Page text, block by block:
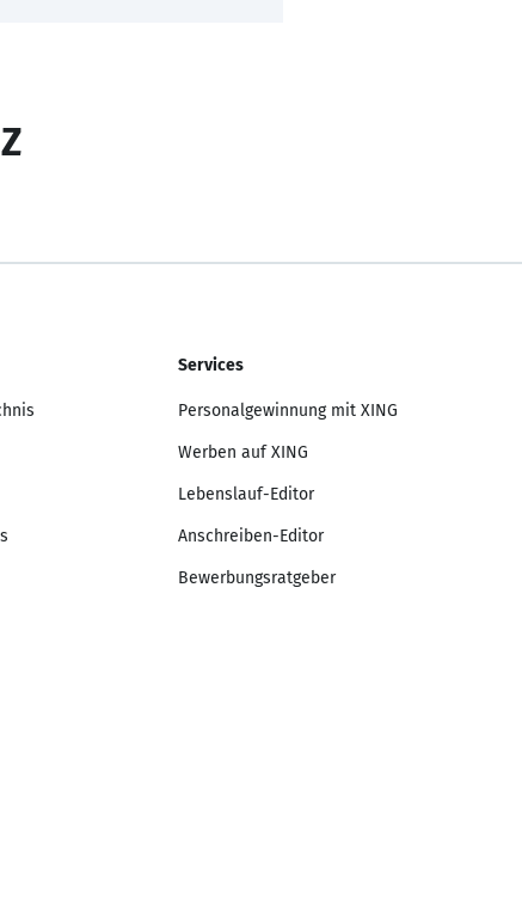
Services
Personalgewinnung mit XING
Werben auf XING
Lebenslauf-Editor
Anschreiben-Editor
Bewerbungsratgeber